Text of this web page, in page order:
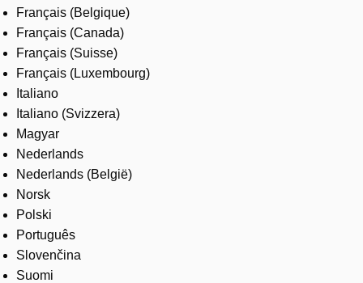
Français (Belgique)
Français (Canada)
Français (Suisse)
Français (Luxembourg)
Italiano
Italiano (Svizzera)
Magyar
Nederlands
Nederlands (België)
Norsk
Polski
Português
Slovenčina
Suomi